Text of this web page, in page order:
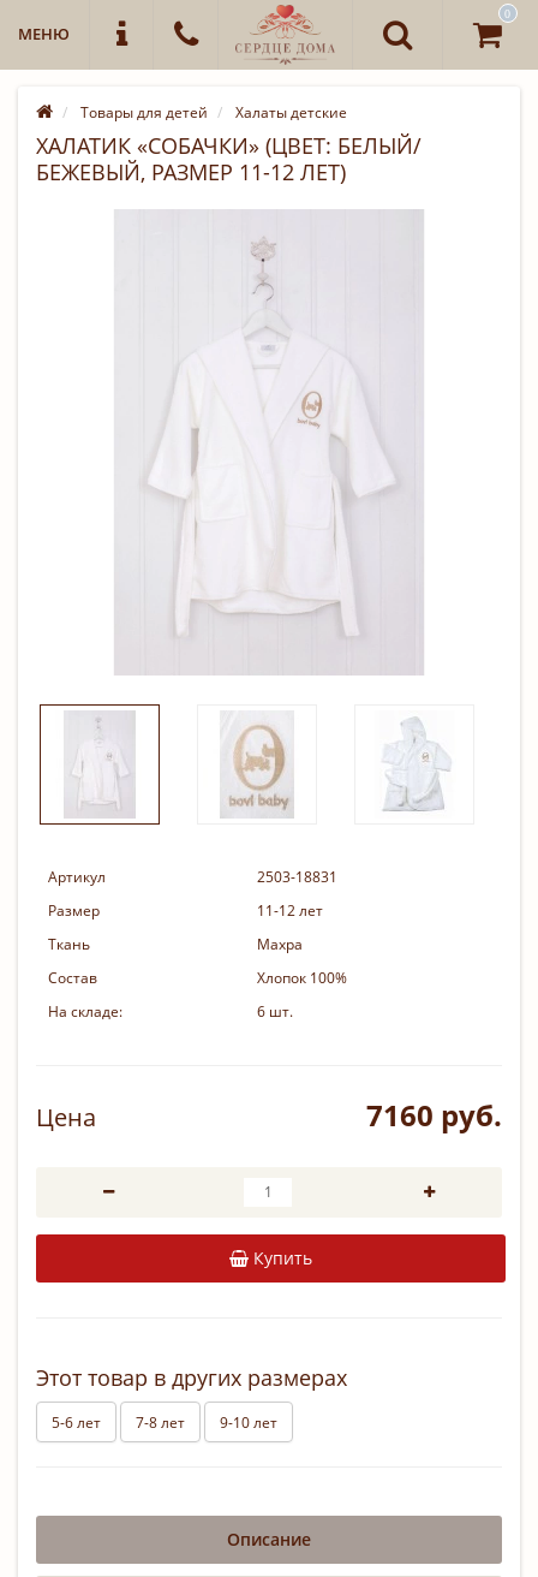
МЕНЮ
0
Товары для детей Халаты детские
ХАЛАТИК «СОБАЧКИ» (ЦВЕТ: БЕЛЫЙ/
БЕЖЕВЫЙ, РАЗМЕР 11-12 ЛЕТ)
Артикул
2503-18831
Размер
11-12 лет
Ткань
Махра
Состав
Хлопок 100%
На складе:
6 шт.
Цена 7160 руб.
Купить
Этот товар в других размерах
5-6 лет 7-8 лет 9-10 лет
Описание